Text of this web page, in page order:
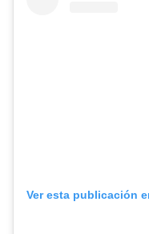
Ver esta publicación